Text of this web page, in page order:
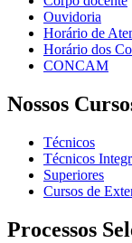
Ouvidoria
Horário de
Horário dos
CONCAM
Nossos
Técnicos
Técnicos
Superiores
Cursos de
Processos